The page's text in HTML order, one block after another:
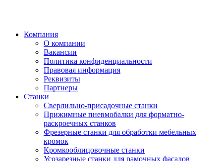
Компания
О компании
Вакансии
Политика конфиденциальности
Правовая информация
Реквизиты
Партнеры
Станки
Сверлильно-присадочные станки
Прижимные пневмобалки для форматно-
раскроечных станков
Фрезерные станки для обработки мебельных
кромок
Кромкооблицовочные станки
Усозарезные станки для рамочных фасадов